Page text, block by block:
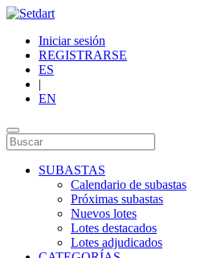
Iniciar sesión
REGISTRARSE
ES
|
EN
SUBASTAS
Calendario de subastas
Próximas subastas
Nuevos lotes
Lotes destacados
Lotes adjudicados